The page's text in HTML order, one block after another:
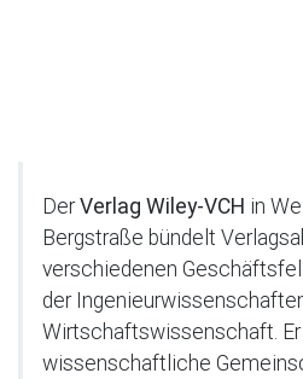
DerVerlag Wiley-VCH in
Bergstraße bündelt
verschiedenen
der
Wirtschaftswissenschaft.
wissenschaftliche